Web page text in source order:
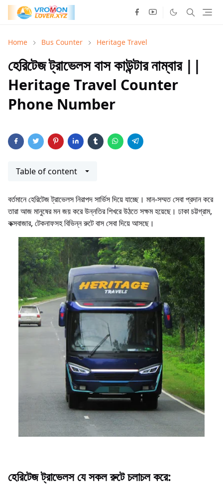
Home Bus Counter Heritage Travel
হেরিটেজ ট্রাভেলস বাস কাউন্টার নাম্বার ||
Heritage Travel Counter
Phone Number
Table of content
বর্তমানে হেরিটেজ ট্রাভেলস নিরাপদ সার্ভিস দিয়ে যাচ্ছে। মান-সম্মত সেবা প্রদান করে
তারা আজ মানুষের মন জয় করে উন্নতির শিখরে উঠতে সক্ষম হয়েছে। ঢাকা চট্টগ্রাম,
কক্সবাজার, টেকনাফসহ বিভিন্ন রুটে বাস সেবা দিয়ে আসছে।
হেরিটেজ ট্রাভেলস যে সকল রুটে চলাচল করে: